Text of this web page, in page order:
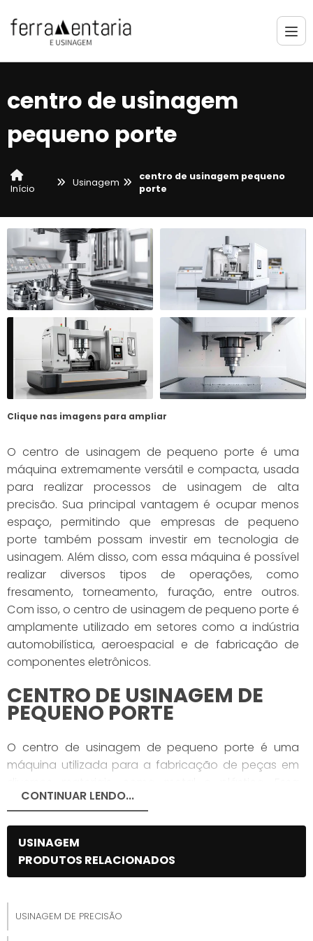
centro de usinagem
pequeno porte
Início
Usinagem
centro de usinagem pequeno
porte
Clique nas imagens para ampliar
O centro de usinagem de pequeno porte é uma
máquina extremamente versátil e compacta, usada
para realizar processos de usinagem de alta
precisão. Sua principal vantagem é ocupar menos
espaço, permitindo que empresas de pequeno
porte também possam investir em tecnologia de
usinagem. Além disso, com essa máquina é possível
realizar diversos tipos de operações, como
fresamento, torneamento, furação, entre outros.
Com isso, o centro de usinagem de pequeno porte é
amplamente utilizado em setores como a indústria
automobilística, aeroespacial e de fabricação de
componentes eletrônicos.
CENTRO DE USINAGEM DE
PEQUENO PORTE
O centro de usinagem de pequeno porte é uma
máquina utilizada para a fabricação de peças em
máquina é capaz de realizar operações como
rosqueamento, entre outras.
O QUE É UM CENTRO DE
USINAGEM DE PEQUENO
PORTE?
CONTINUAR LENDO...
USINAGEM
PRODUTOS RELACIONADOS
USINAGEM DE PRECISÃO